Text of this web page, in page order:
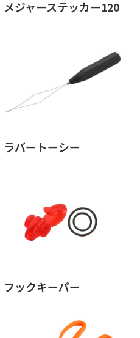
メジャーステッカー120
ラバートーシー
フックキーパー